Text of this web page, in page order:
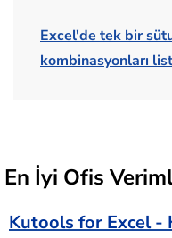
Excel'de tek bir
kombinasyonları
En İyi Ofis
Kutools for Excel -